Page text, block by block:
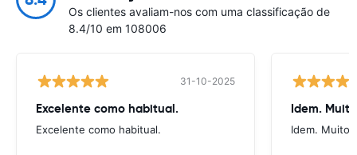
Os clientes avaliam-nos com uma classificação de
8.4/10 em 108006
31-10-2025
Excelente como habitual.
Excelente como habitual.
Idem.
Idem. Muito